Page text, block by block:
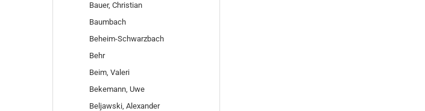
Bauer, Christian
Baumbach
Beheim-Schwarzbach
Behr
Beim, Valeri
Bekemann, Uwe
Beljawski, Alexander